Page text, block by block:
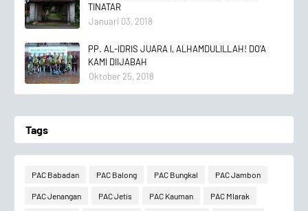
TINATAR
Januari 03, 2018
PP. AL-IDRIS JUARA I, ALHAMDULILLAH! DO'A
KAMI DIIJABAH
Oktober 25, 2018
Tags
PAC Babadan PAC Balong PAC Bungkal PAC Jambon
PAC Jenangan PAC Jetis PAC Kauman PAC Mlarak